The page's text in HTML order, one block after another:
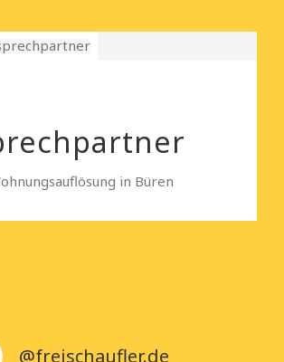
in Büren
@freischaufler.de